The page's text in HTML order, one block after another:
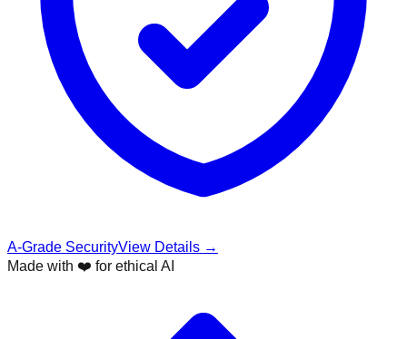
A-Grade SecurityView Details →
Made with ❤️ for ethical AI